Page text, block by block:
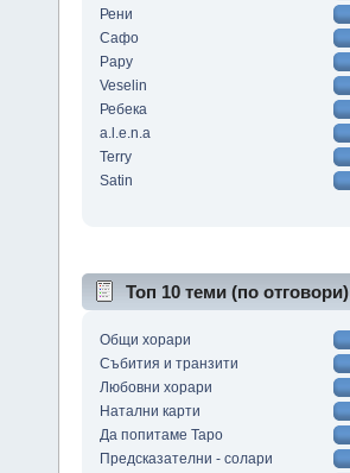
Рени
Сафо
Papy
Veselin
Ребека
a.l.e.n.a
Terry
Satin
Топ 10 теми (по отговори)
Общи хорари
Събития и транзити
Любовни хорари
Натални карти
Да попитаме Таро
Предсказателни - солари